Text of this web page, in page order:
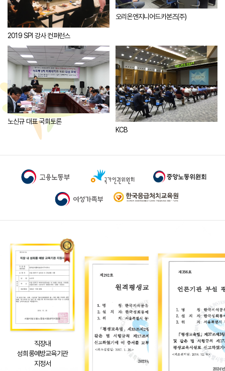
2019 SPI 강사 컨퍼런스
오리온엔지니어드카본즈(주)
노신규 대표 국회토론
KCB
직장내
성희롱예방교육기관
지정서